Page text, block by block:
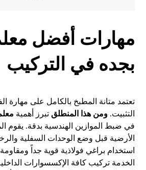
مهارات أفضل
بجده في التركيب
تعتمد متانة المطبخ بالكامل على مهارة
التثبيت.ومن هذا المنطلق تبرز أهمية
في ضبط الموازين الهندسية بدقة. يقوم
الأرضية قبل وضع الوحدات السفلية
استخدام براغي فولاذية قوية جداً
الخدمة تركيب كافة الإكسسوارات